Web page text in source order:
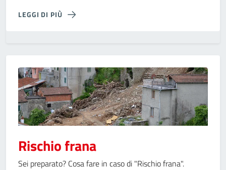
LEGGI DI PIÙ
Rischio frana
Sei preparato? Cosa fare in caso di "Rischio frana".